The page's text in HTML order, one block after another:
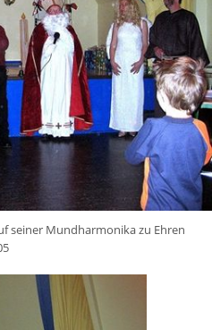
seiner Mundharmonika zu Ehren